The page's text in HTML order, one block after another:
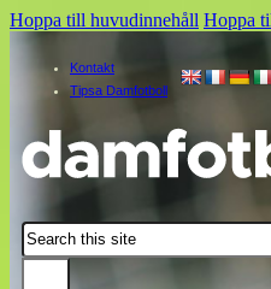
Hoppa till huvudinnehåll Hoppa
Kontakt
Tipsa Damfotboll
Sök